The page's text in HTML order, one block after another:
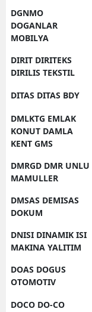
DGNMO
DOGANLAR
MOBILYA
DIRIT DIRITEKS
DIRILIS TEKSTIL
DITAS DITAS BDY
DMLKTG EMLAK
KONUT DAMLA
KENT GMS
DMRGD DMR UNLU
MAMULLER
DMSAS DEMISAS
DOKUM
DNISI DINAMIK ISI
MAKINA YALITIM
DOAS DOGUS
OTOMOTIV
DOCO DO-CO